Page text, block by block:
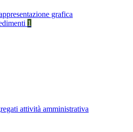
grafica
1
attività amministrativa